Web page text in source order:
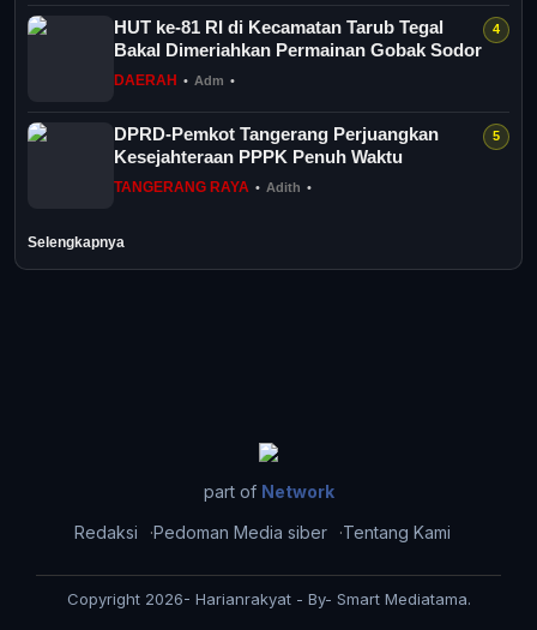
HUT ke-81 RI di Kecamatan Tarub Tegal
Bakal Dimeriahkan Permainan Gobak Sodor
DAERAH • Adm •
DPRD-Pemkot Tangerang Perjuangkan
Kesejahteraan PPPK Penuh Waktu
TANGERANG RAYA • Adith •
Selengkapnya
part of Network
Redaksi
Pedoman Media siber Tentang Kami
Copyright 2026- Harianrakyat - By- Smart Mediatama.